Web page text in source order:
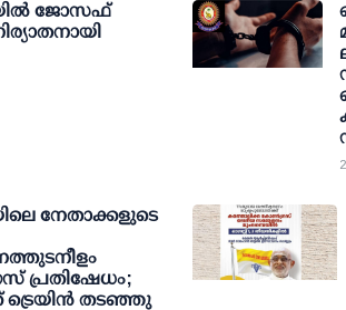
ജോസഫ്
നേതാക്കളുടെ
പ്രതിഷേധം;
ട്രെയിന്‍ തടഞ്ഞു